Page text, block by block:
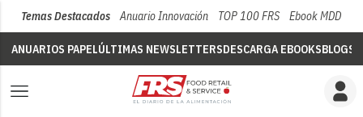
Temas Destacados Anuario Innovación TOP 100 FRS Ebook MDD
ANUARIOS PAPELÚLTIMAS NEWSLETTERSDESCARGA EBOOKSBLOGS